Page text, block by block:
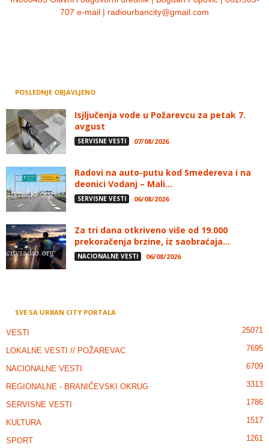
707 e-mail | radiourbancity@gmail.com
POSLEDNJE OBJAVLJENO
Isjljučenja vode u Požarevcu za petak 7.
avgust
SERVISNE VESTI 07/08/2026
Radovi na auto-putu kod Smedereva i na
deonici Vodanj – Mali...
SERVISNE VESTI 06/08/2026
Za tri dana otkriveno više od 19.000
prekoračenja brzine, iz saobraćaja...
NACIONALNE VESTI 06/08/2026
SVE SA URBAN CITY PORTALA
VESTI 25071
LOKALNE VESTI // POŽAREVAC 7695
NACIONALNE VESTI 6709
REGIONALNE - BRANIČEVSKI OKRUG 3313
SERVISNE VESTI 1786
KULTURA 1517
SPORT 1261